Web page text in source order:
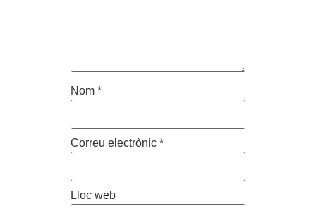
Nom *
Correu electrònic *
Lloc web